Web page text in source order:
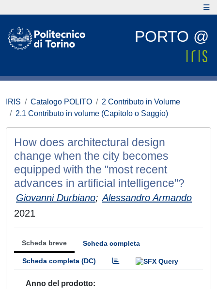
PORTO @
IRIS Catalogo POLITO
2 Contributo in Volume
2.1 Contributo in volume (Capitolo o Saggio)
How does architectural design
change when the city becomes
equipped with the "most recent
advances in artificial intelligence"?
Giovanni Durbiano; Alessandro Armando
2021
Scheda breve Scheda completa
Scheda completa (DC)
Anno del prodotto